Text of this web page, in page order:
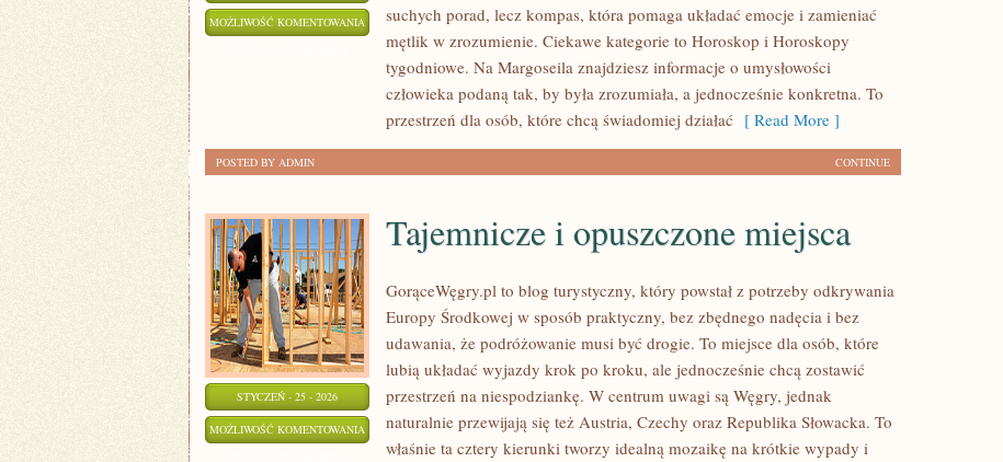
MOŻLIWOŚĆ KOMENTOWANIA EZOTERYCZNE
HISTORIE
LEGENDY
suchych porad, lecz kompas, która pomaga układać emocje i zamieniać
mętlik w zrozumienie. Ciekawe kategorie to Horoskop i Horoskopy
tygodniowe. Na Margoseila znajdziesz informacje o umysłowości
człowieka podaną tak, by była zrozumiała, a jednocześnie konkretna. To
przestrzeń dla osób, które chcą świadomiej działać [ Read More ]
CONTINUE
POSTED BY ADMIN
STYCZEŃ - 25 - 2026
MOŻLIWOŚĆ KOMENTOWANIA TAJEMNICZE
Tajemnicze i opuszczone miejsca
GorąceWęgry.pl to blog turystyczny, który powstał z potrzeby odkrywania
Europy Środkowej w sposób praktyczny, bez zbędnego nadęcia i bez
udawania, że podróżowanie musi być drogie. To miejsce dla osób, które
lubią układać wyjazdy krok po kroku, ale jednocześnie chcą zostawić
przestrzeń na niespodziankę. W centrum uwagi są Węgry, jednak
naturalnie przewijają się też Austria, Czechy oraz Republika Słowacka. To
właśnie ta cztery kierunki tworzy idealną mozaikę na krótkie wypady i